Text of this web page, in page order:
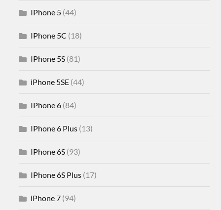
IPhone 5 (44)
IPhone 5C (18)
IPhone 5S (81)
iPhone 5SE (44)
IPhone 6 (84)
IPhone 6 Plus (13)
IPhone 6S (93)
IPhone 6S Plus (17)
iPhone 7 (94)